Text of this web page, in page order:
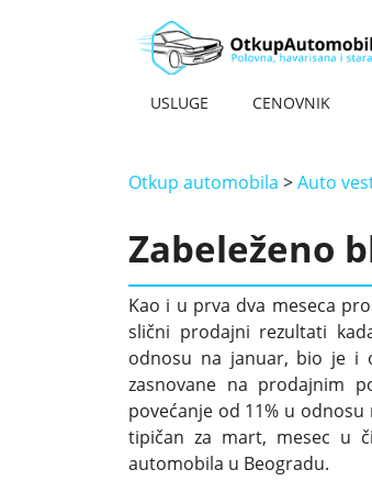
USLUGE CENOVNIK
Otkup automobila >Auto
Zabeleženo
Kao i u prva dva meseca
slični prodajni rezultati
odnosu na januar, bio je i
zasnovane na prodajnim
povećanje od 11% u
tipičan za mart, mesec u
automobila u Beogradu.